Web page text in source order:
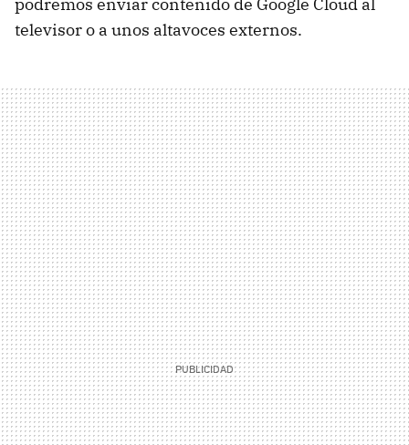
televisor o a unos altavoces externos.